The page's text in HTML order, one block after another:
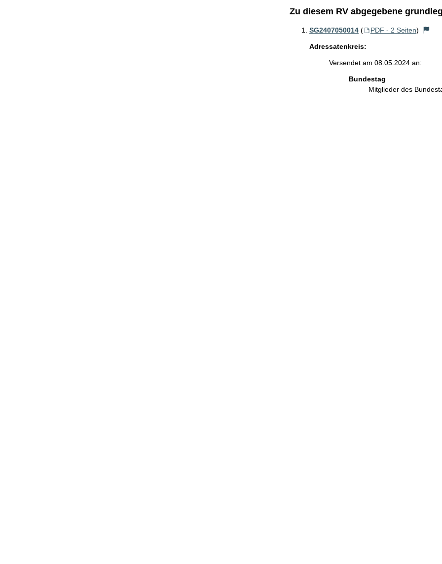
Zu diesem RV abgegebene
SG2407050014 ( PDF - 2 Seiten)
Adressatenkreis:
Versendet am 08.05.2024 an:
Bundestag
Mitglieder des